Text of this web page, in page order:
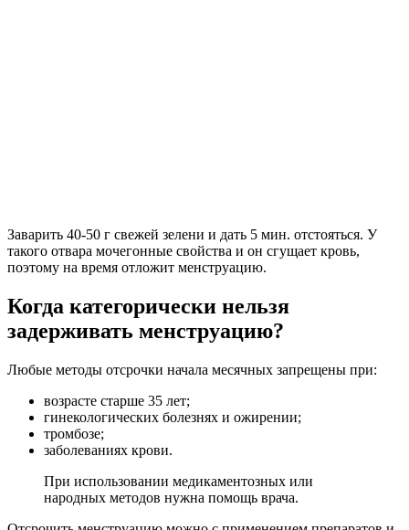
Заварить 40-50 г свежей зелени и дать 5 мин. отстояться. У
такого отвара мочегонные свойства и он сгущает кровь,
поэтому на время отложит менструацию.
Когда категорически нельзя
задерживать менструацию?
Любые методы отсрочки начала месячных запрещены при:
возрасте старше 35 лет;
гинекологических болезнях и ожирении;
тромбозе;
заболеваниях крови.
При использовании медикаментозных или
народных методов нужна помощь врача.